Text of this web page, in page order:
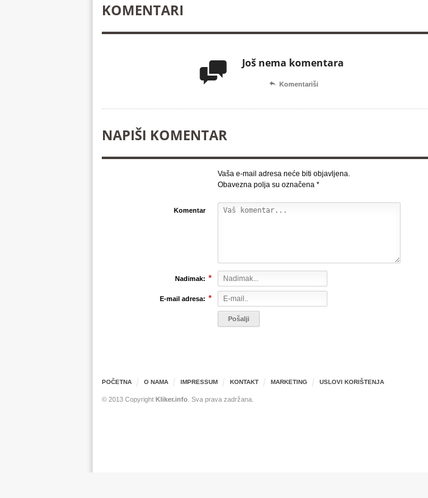
KOMENTARI
 Još nema komentara
 Komentariši
NAPIŠI KOMENTAR
Vaša e-mail adresa neće biti objavljena.
Obavezna polja su označena *
Komentar
Nadimak: *
E-mail adresa: *
POČETNA O NAMA IMPRESSUM KONTAKT MARKETING USLOVI KORIŠTENJA
© 2013 Copyright Kliker.info . Sva prava zadržana.